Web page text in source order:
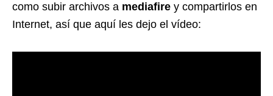
como subir archivos a mediafire y compartirlos en
Internet, así que aquí les dejo el vídeo: